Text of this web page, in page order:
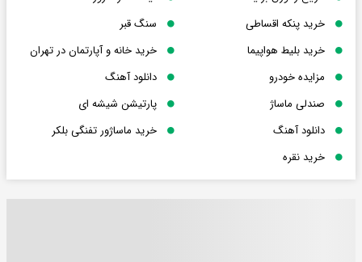
خرید پنکه اقساطی
سنگ قبر
خرید بلیط هواپیما
خرید خانه و آپارتمان در تهران
مزایده خودرو
دانلود آهنگ
صندلی ماساژ
پارتیشن شیشه ای
دانلود آهنگ
خرید ماساژور تفنگی بلکر
خرید نقره